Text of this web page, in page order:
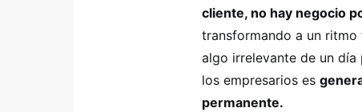
cliente, no hay negocio
transformando a un
algo irrelevante de un
los empresarios es
permanente.